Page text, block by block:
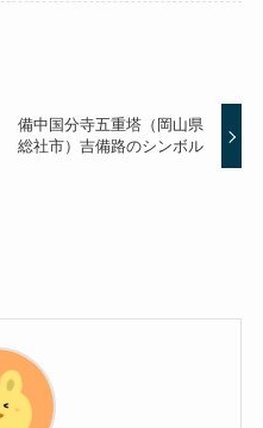
備中国分寺五重塔（岡山県
総社市）吉備路のシンボル